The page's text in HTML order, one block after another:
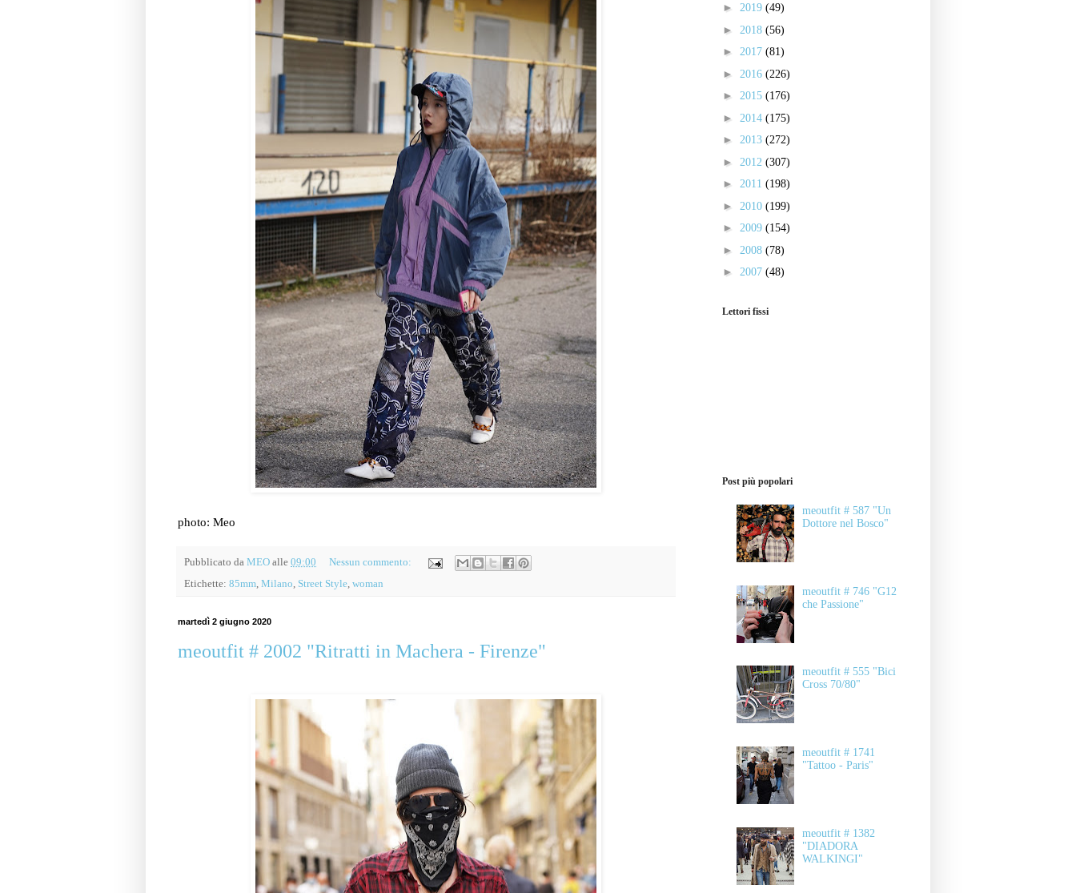
photo: Meo
Pubblicato da MEO alle 09:00
Nessun commento:
Etichette: 85mm, Milano, Street Style, woman
martedì 2 giugno 2020
meoutfit # 2002 "Ritratti in Machera - Firenze"
► 2019 (49)
► 2018 (56)
► 2017 (81)
► 2016 (226)
► 2015 (176)
► 2014 (175)
► 2013 (272)
► 2012 (307)
► 2011 (198)
► 2010 (199)
► 2009 (154)
► 2008 (78)
► 2007 (48)
Lettori fissi
Post più popolari
meoutfit # 587 "Un
Dottore nel Bosco"
meoutfit # 746 "G12
che Passione"
meoutfit # 555 "Bici
Cross 70/80"
meoutfit # 1741
"Tattoo - Paris"
meoutfit # 1382
"DIADORA
WALKINGI"